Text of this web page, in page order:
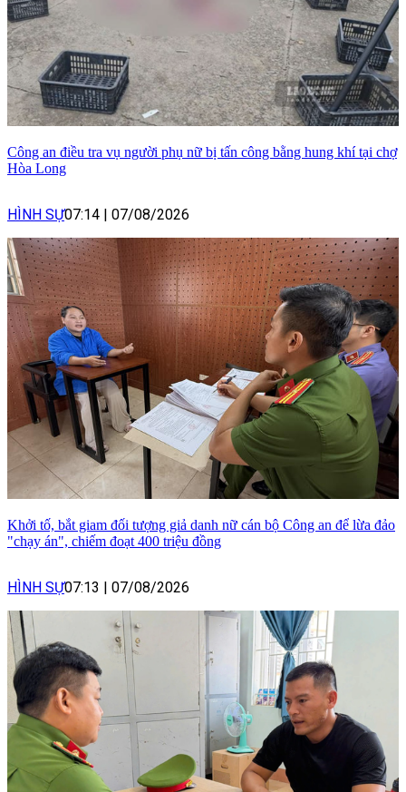
Công an điều tra vụ người phụ nữ bị tấn công bằng hung khí tại chợ
Hòa Long
HÌNH SỰ07:14 07/08/2026
Khởi tố, bắt giam đối tượng giả danh nữ cán bộ Công an để lừa đảo
"chạy án", chiếm đoạt 400 triệu đồng
HÌNH SỰ07:13 07/08/2026